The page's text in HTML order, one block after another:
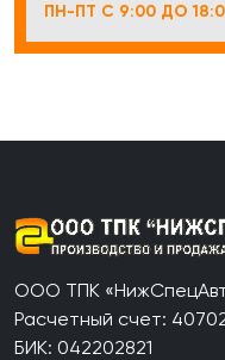
ПН-ПТ С 9:00 ДО
ООО ТПК
Расчетный счет:
БИК: 042202821